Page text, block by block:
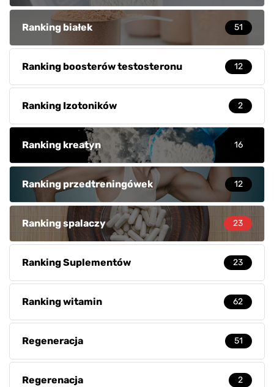
Ranking białek 51
Ranking boosterów testosteronu 12
Ranking Izotoników 2
Ranking kreatyn 16
Ranking przedtreningówek 12
Ranking spalaczy 23
Ranking Suplementów 23
Ranking witamin 62
Regeneracja 51
Regerenacja 2